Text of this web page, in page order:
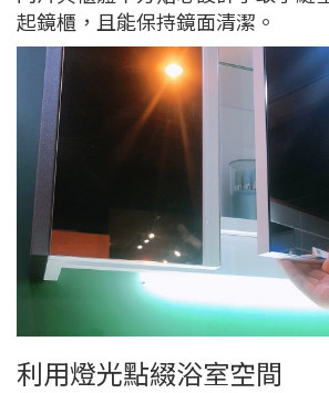
起鏡櫃，且能保持鏡面清潔。
利用燈光點綴浴室空間